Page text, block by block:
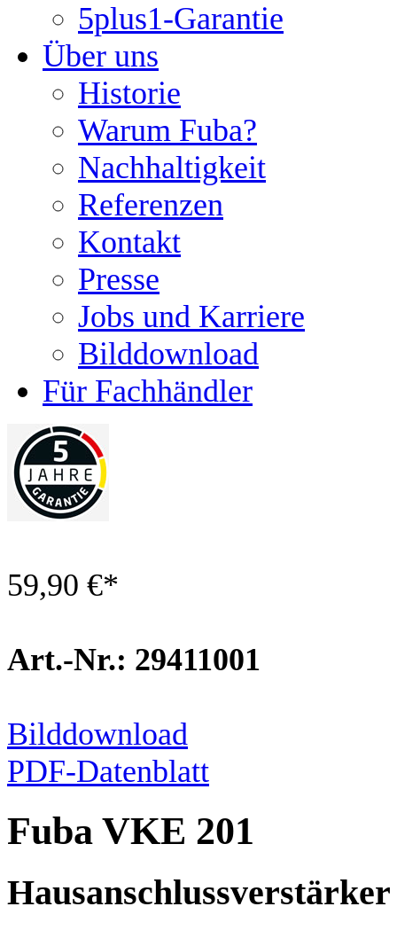
5plus1-Garantie
Über uns
Historie
Warum Fuba?
Nachhaltigkeit
Referenzen
Kontakt
Presse
Jobs und Karriere
Bilddownload
Für Fachhändler
59,90 €*
Art.-Nr.: 29411001
Bilddownload
PDF-Datenblatt
Fuba VKE 201
Hausanschlussverstärker